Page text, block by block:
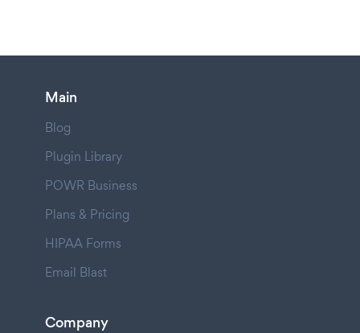
Main
Blog
Plugin Library
POWR Business
Plans & Pricing
HIPAA Forms
Email Blast
Company